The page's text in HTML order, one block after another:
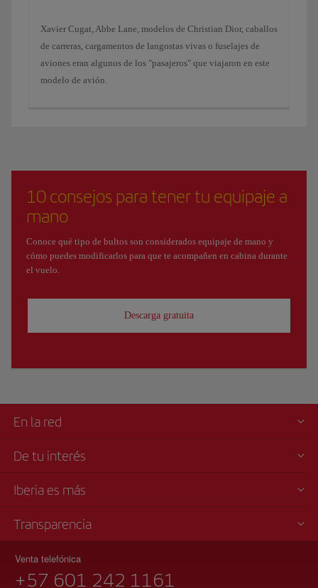
Xavier Cugat, Abbe Lane, modelos de Christian Dior, caballos
de carreras, cargamentos de langostas vivas o fuselajes de
aviones eran algunos de los "pasajeros" que viajaron en este
modelo de avión.
10 consejos para tener tu equipaje a
mano
Conoce qué tipo de bultos son considerados equipaje de mano y
cómo puedes modificarlos para que te acompañen en cabina durante
el vuelo.
Descarga gratuita
En la red
De tu interés
Iberia es más
Transparencia
Venta telefónica
+57 601 242 1161